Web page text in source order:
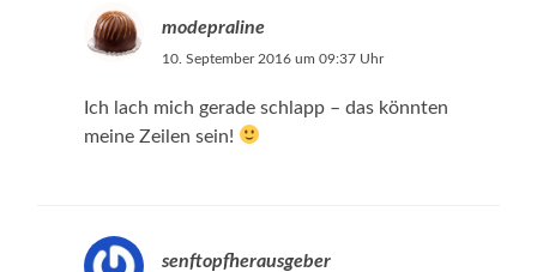
modepraline
10. September 2016 um 09:37 Uhr
Ich lach mich gerade schlapp – das könnten
meine Zeilen sein!
senftopfherausgeber